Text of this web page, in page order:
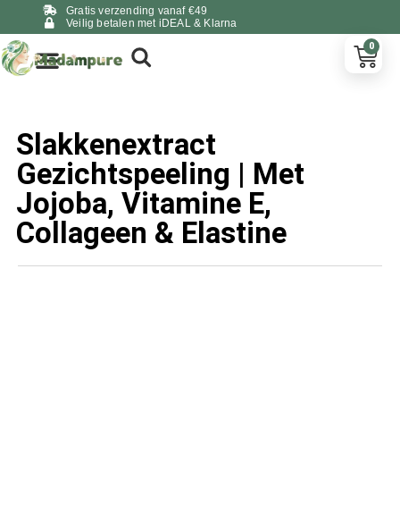
Gratis verzending vanaf €49
Veilig betalen met iDEAL & Klarna
0
Slakkenextract
Gezichtspeeling | Met
Jojoba, Vitamine E,
Collageen & Elastine